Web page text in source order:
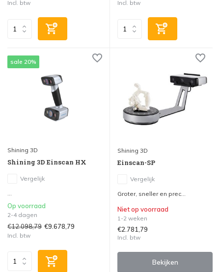
Incl. btw Incl. btw
sale 20%
Shining 3D
Shining 3D Einscan HX
Vergelijk
Op voorraad
2-4 dagen
€12.098,79 €9.678,79
Incl. btw
Shining 3D
Einscan-SP
Vergelijk
Groter, sneller en prec...
Niet op voorraad
1-2 weken
€2.781,79
Incl. btw
Bekijken